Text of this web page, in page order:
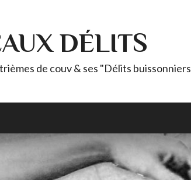
DÉLITS
de couv & ses "Délits